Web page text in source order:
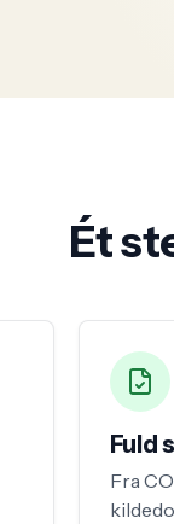
Ét
Fuld
Fra